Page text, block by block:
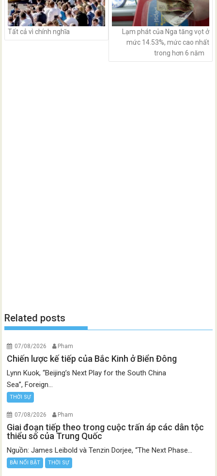
Tất cả vì chính nghĩa
Lạm phát của Nga tăng vọt ở
mức 14.53%, mức cao nhất
trong hơn 6 năm
Related posts
07/08/2026 Pham
Chiến lược kế tiếp của Bắc Kinh ở Biển Đông
Lynn Kuok, “Beijing’s Next Play for the South China
Sea”, Foreign...
THỜI SỰ
07/08/2026 Pham
Giai đoạn tiếp theo trong cuộc trấn áp các dân tộc
thiểu số của Trung Quốc
Nguồn: James Leibold và Tenzin Dorjee, “The Next Phase...
BÀI NỔI BẬT THỜI SỰ